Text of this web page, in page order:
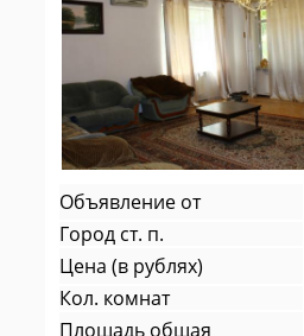
Объявление от
Город ст. п.
Цена (в рублях)
Кол. комнат
Площадь общая